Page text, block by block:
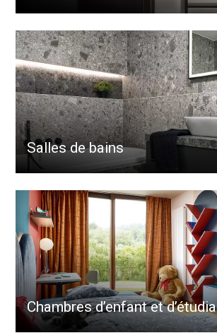
Salles de bains
Chambres d’enfant et